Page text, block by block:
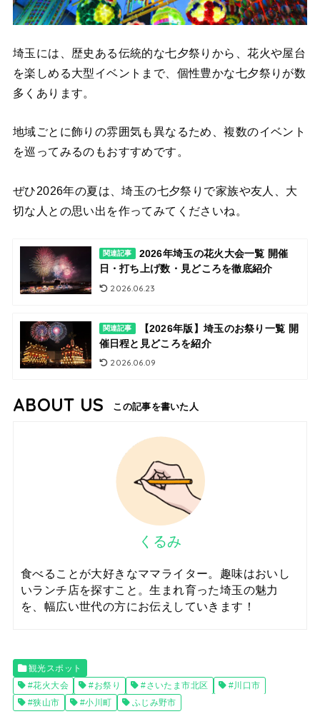
埼玉には、歴史ある伝統的な七夕祭りから、花火や屋台
を楽しめる大型イベントまで、個性豊かな七夕祭りが数
多くあります。
地域ごとに飾りの雰囲気も異なるため、複数のイベント
を巡ってみるのもおすすめです。
ぜひ2026年の夏は、埼玉の七夕祭りで家族や友人、大
切な人との思い出を作ってみてくださいね。
関連記事
2026年埼玉の花火大会一覧 開催
日・打ち上げ数・見どころを徹底紹介
2026.06.23
関連記事
【2026年版】埼玉のお祭り一覧 開
催日程と見どころを紹介
2026.06.09
ABOUT US この記事を書いた人
くるみ
食べることが大好きなママライター。趣味はおいし
いランチ店を探すこと。生まれ育った埼玉の魅力
を、幅広い世代の方にお伝えしていきます！
観光スポット
#花火大会
#お祭り #さいたま市北区
#川口市
#狭山市
#小川町 ふじみ野市